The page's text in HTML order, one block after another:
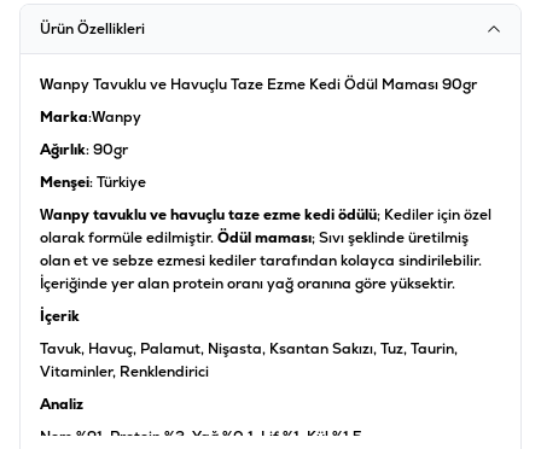
Ürün Özellikleri
Wanpy Tavuklu ve Havuçlu Taze Ezme Kedi Ödül Maması 90gr
Marka:Wanpy
Ağırlık: 90gr
Menşei: Türkiye
Wanpy tavuklu ve havuçlu taze ezme kedi ödülü; Kediler için özel
olarak formüle edilmiştir.Ödül maması; Sıvı şeklinde üretilmiş
olan et ve sebze ezmesi kediler tarafından kolayca sindirilebilir.
İçeriğinde yer alan protein oranı yağ oranına göre yüksektir.
İçerik
Tavuk, Havuç, Palamut, Nişasta, Ksantan Sakızı, Tuz, Taurin,
Vitaminler, Renklendirici
Analiz
Nem %91, Protein %3, Yağ %0,1, Lif %1, Kül %1,5